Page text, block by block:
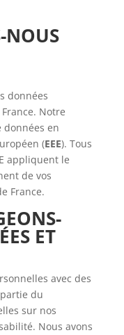
NOUS
données
Notre
données en
(EEE). Tous
appliquent le
de vos
France.
ET
avec des
du
sur nos
Nous avons